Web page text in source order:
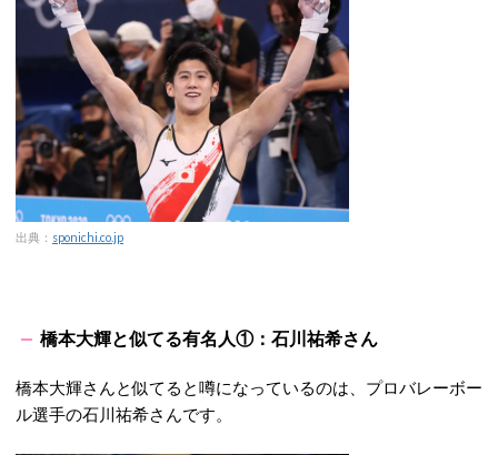
出典： sponichi.co.jp
橋本大輝と似てる有名人①：石川祐希さん
橋本大輝さんと似てると噂になっているのは、プロバレーボー
ル選手の石川祐希さんです。